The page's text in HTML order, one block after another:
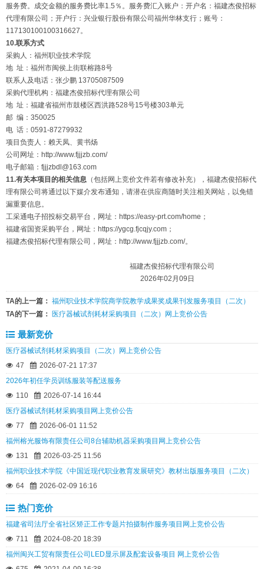
服务费。成交金额的服务费比率1.5％。服务费汇入账户：开户名：福建杰俊招标
代理有限公司；开户行：兴业银行股份有限公司福州华林支行；账号：
117130100100316627。
10.联系方式
采购人：福州职业技术学院
地 址：福州市闽侯上街联榕路8号
联系人及电话：张少鹏 13705087509
采购代理机构：福建杰俊招标代理有限公司
地 址：福建省福州市鼓楼区西洪路528号15号楼303单元
邮 编：350025
电 话：0591-87279932
项目负责人：赖天凤、黄书炀
公司网址：http://www.fjjjzb.com/
电子邮箱：fjjjzbdl@163.com
11.有关本项目的相关信息 （包括网上竞价文件若有修改补充），福建杰俊招标代
理有限公司将通过以下媒介发布通知，请潜在供应商随时关注相关网站，以免错
漏重要信息。
工采通电子招投标交易平台，网址：https://easy-prt.com/home；
福建省国资采购平台，网址：https://ygcg.fjcqjy.com；
福建杰俊招标代理有限公司，网址：http://www.fjjjzb.com/。
福建杰俊招标代理有限公司
2026年02月09日
TA的上一篇： 福州职业技术学院商学院教学成果奖成果刊发服务项目（二次）
TA的下一篇：
医疗器械试剂耗材采购项目（二次）网上竞价公告
最新竞价
医疗器械试剂耗材采购项目（二次）网上竞价公告
47
2026-07-21 17:37
2026年初任学员训练服装等配送服务
110
2026-07-14 16:44
医疗器械试剂耗材采购项目网上竞价公告
77
2026-06-01 11:52
福州榕光服饰有限责任公司8台辅助机器采购项目网上竞价公告
131
2026-03-25 11:56
福州职业技术学院《中国近现代职业教育发展研究》教材出版服务项目（二次）
64
2026-02-09 16:16
热门竞价
福建省司法厅全省社区矫正工作专题片拍摄制作服务项目网上竞价公告
711
2024-08-20 18:39
福州闽兴工贸有限责任公司LED显示屏及配套设备项目 网上竞价公告